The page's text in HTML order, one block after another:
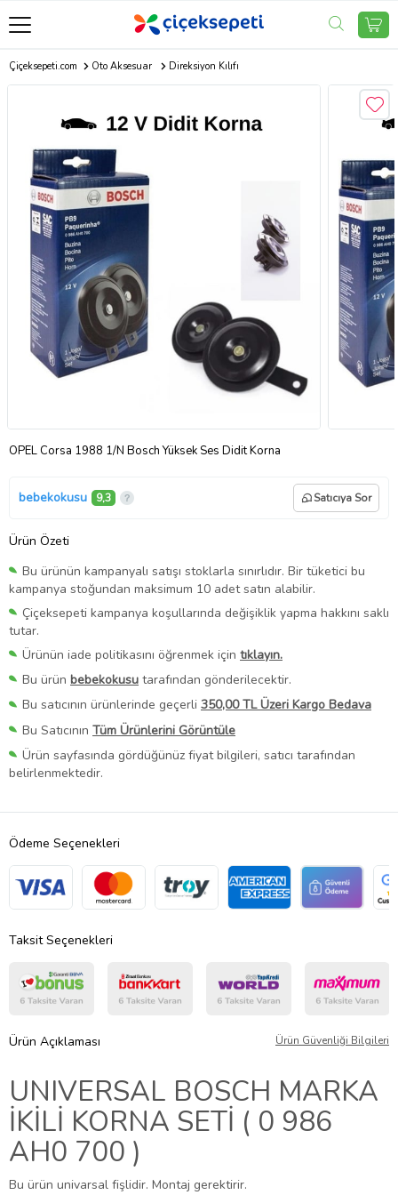
Çiçeksepeti.com Oto Aksesuar Direksiyon Kılıfı
OPEL Corsa 1988 1/N Bosch Yüksek Ses Didit Korna
bebekokusu 9,3 Satıcıya Sor
Ürün Özeti
Bu ürünün kampanyalı satışı stoklarla sınırlıdır. Bir tüketici bu
kampanya stoğundan maksimum 10 adet satın alabilir.
Çiçeksepeti kampanya koşullarında değişiklik yapma hakkını saklı
tutar.
Ürünün iade politikasını öğrenmek için tıklayın.
Bu ürün bebekokusu tarafından gönderilecektir.
Bu satıcının ürünlerinde geçerli 350,00 TL Üzeri Kargo Bedava
Bu Satıcının Tüm Ürünlerini Görüntüle
Ürün sayfasında gördüğünüz fiyat bilgileri, satıcı tarafından
belirlenmektedir.
Ödeme Seçenekleri
Taksit Seçenekleri
Ürün Açıklaması Ürün Güvenliği Bilgileri
UNIVERSAL BOSCH MARKA
İKİLİ KORNA SETİ ( 0 986
AH0 700 )
Bu ürün univarsal fişlidir. Montaj gerektirir.